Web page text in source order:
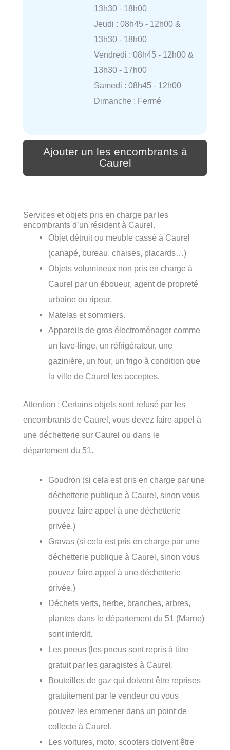
13h30 - 18h00
Jeudi : 08h45 - 12h00 &
13h30 - 18h00
Vendredi : 08h45 - 12h00 &
13h30 - 17h00
Samedi : 08h45 - 12h00
Dimanche : Fermé
Ajouter un les encombrants à
Caurel
Services et objets pris en charge par les
encombrants d’un résident à Caurel.
Objet détruit ou meuble cassé à Caurel
(canapé, bureau, chaises, placards…)
Objets volumineux non pris en charge à
Caurel par un éboueur, agent de propreté
urbaine ou ripeur.
Matelas et sommiers.
Appareils de gros électroménager comme
un lave-linge, un réfrigérateur, une
gazinière, un four, un frigo à condition que
la ville de Caurel les acceptes.
Attention : Certains objets sont refusé par les
encombrants de Caurel, vous devez faire appel à
une déchetterie sur Caurel ou dans le
département du 51.
Goudron (si cela est pris en charge par une
déchetterie publique à Caurel, sinon vous
pouvez faire appel à une déchetterie
privée.)
Gravas (si cela est pris en charge par une
déchetterie publique à Caurel, sinon vous
pouvez faire appel à une déchetterie
privée.)
Déchets verts, herbe, branches, arbres,
plantes dans le département du 51 (Marne)
sont interdit.
Les pneus (les pneus sont repris à titre
gratuit par les garagistes à Caurel.
Bouteilles de gaz qui doivent être reprises
gratuitement par le vendeur ou vous
pouvez les emmener dans un point de
collecte à Caurel.
Les voitures, moto, scooters doivent être